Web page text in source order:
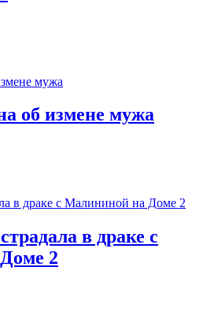
об измене мужа
в драке с
2